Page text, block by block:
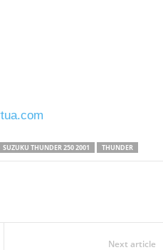
SUZUKU THUNDER 250 2001 THUNDER
Next article